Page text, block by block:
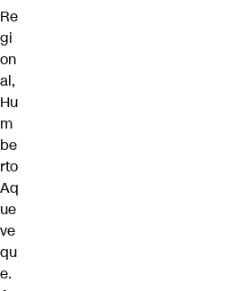
Re
gi
on
al,
Hu
m
be
rto
Aq
ue
ve
qu
e.